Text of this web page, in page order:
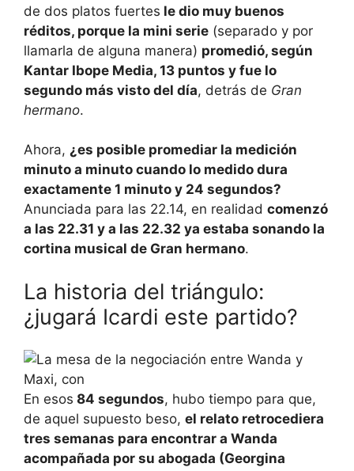
de dos platos fuertes le dio muy buenos
réditos, porque la mini serie (separado y por
llamarla de alguna manera) promedió, según
Kantar Ibope Media, 13 puntos y fue lo
segundo más visto del día, detrás de Gran
hermano.
Ahora, ¿es posible promediar la medición
minuto a minuto cuando lo medido dura
exactamente 1 minuto y 24 segundos?
Anunciada para las 22.14, en realidad comenzó
a las 22.31 y a las 22.32 ya estaba sonando la
cortina musical de Gran hermano.
La historia del triángulo:
¿jugará Icardi este partido?
En esos 84 segundos, hubo tiempo para que,
de aquel supuesto beso, el relato retrocediera
tres semanas para encontrar a Wanda
acompañada por su abogada (Georgina